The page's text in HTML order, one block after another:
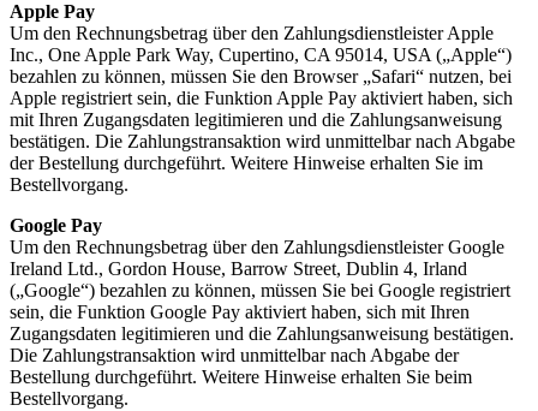
Apple Pay
Um den Rechnungsbetrag über den Zahlungsdienstleister Apple
Inc., One Apple Park Way, Cupertino, CA 95014, USA („Apple“)
bezahlen zu können, müssen Sie den Browser „Safari“ nutzen, bei
Apple registriert sein, die Funktion Apple Pay aktiviert haben, sich
mit Ihren Zugangsdaten legitimieren und die Zahlungsanweisung
bestätigen. Die Zahlungstransaktion wird unmittelbar nach Abgabe
der Bestellung durchgeführt. Weitere Hinweise erhalten Sie im
Bestellvorgang.
Google Pay
Um den Rechnungsbetrag über den Zahlungsdienstleister Google
Ireland Ltd., Gordon House, Barrow Street, Dublin 4, Irland
(„Google“) bezahlen zu können, müssen Sie bei Google registriert
sein, die Funktion Google Pay aktiviert haben, sich mit Ihren
Zugangsdaten legitimieren und die Zahlungsanweisung bestätigen.
Die Zahlungstransaktion wird unmittelbar nach Abgabe der
Bestellung durchgeführt. Weitere Hinweise erhalten Sie beim
Bestellvorgang.